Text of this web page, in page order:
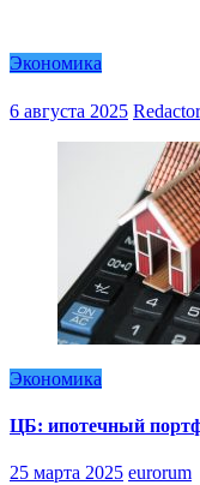
Экономика
6 августа 2025 Redactor
Экономика
ЦБ: ипотечный
25 марта 2025 eurorum